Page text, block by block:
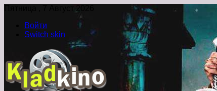
Пятница , 7 Август 2026
Войти
Switch skin